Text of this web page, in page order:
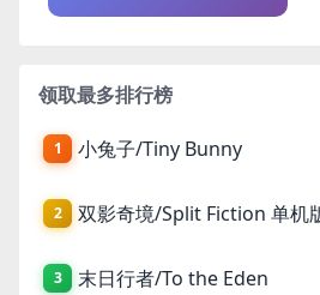
领取最多排行榜
1 小兔子/Tiny Bunny
2 双影奇境/Split
3 末日行者/To the Eden